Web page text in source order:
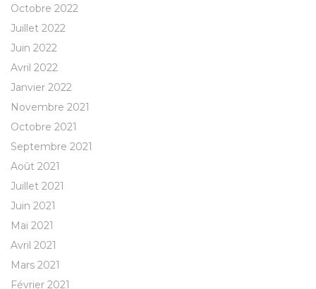
Octobre 2022
Juillet 2022
Juin 2022
Avril 2022
Janvier 2022
Novembre 2021
Octobre 2021
Septembre 2021
Août 2021
Juillet 2021
Juin 2021
Mai 2021
Avril 2021
Mars 2021
Février 2021